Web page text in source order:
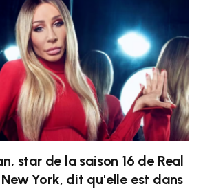
star de la saison 16 de Real
York, dit qu'elle est dans